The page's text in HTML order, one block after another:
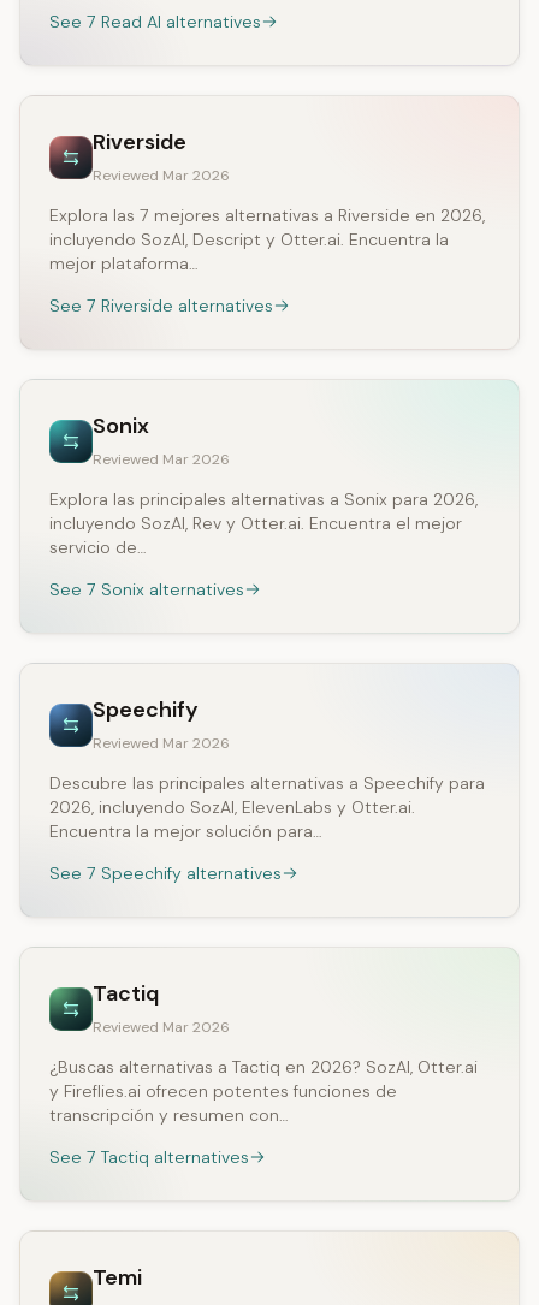
See 7 Read AI alternatives
Riverside
Reviewed Mar 2026
Explora las 7 mejores alternativas a Riverside en 2026,
incluyendo SozAI, Descript y Otter.ai. Encuentra la
mejor plataforma…
See 7 Riverside alternatives
Sonix
Reviewed Mar 2026
Explora las principales alternativas a Sonix para 2026,
incluyendo SozAI, Rev y Otter.ai. Encuentra el mejor
servicio de…
See 7 Sonix alternatives
Speechify
Reviewed Mar 2026
Descubre las principales alternativas a Speechify para
2026, incluyendo SozAI, ElevenLabs y Otter.ai.
Encuentra la mejor solución para…
See 7 Speechify alternatives
Tactiq
Reviewed Mar 2026
¿Buscas alternativas a Tactiq en 2026? SozAI, Otter.ai
y Fireflies.ai ofrecen potentes funciones de
transcripción y resumen con…
See 7 Tactiq alternatives
Temi